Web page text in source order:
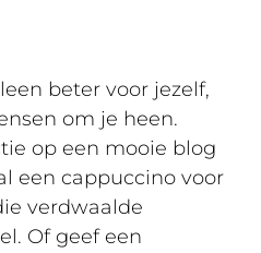
beter voor jezelf,
om je heen.
op een mooie blog
een cappuccino voor
verdwaalde
Of geef een